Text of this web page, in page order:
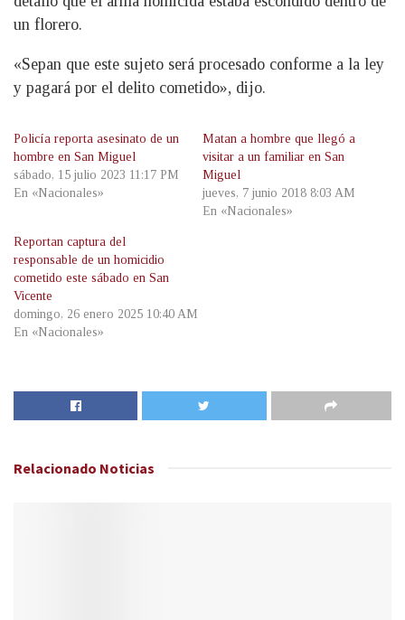
un florero.
«Sepan que este sujeto será procesado conforme a la ley
y pagará por el delito cometido», dijo.
Policía reporta asesinato de un
hombre en San Miguel
sábado, 15 julio 2023 11:17 PM
En «Nacionales»
Matan a hombre que llegó a
visitar a un familiar en San
Miguel
jueves, 7 junio 2018 8:03 AM
En «Nacionales»
Reportan captura del
responsable de un homicidio
cometido este sábado en San
Vicente
domingo, 26 enero 2025 10:40 AM
En «Nacionales»
Relacionado Noticias